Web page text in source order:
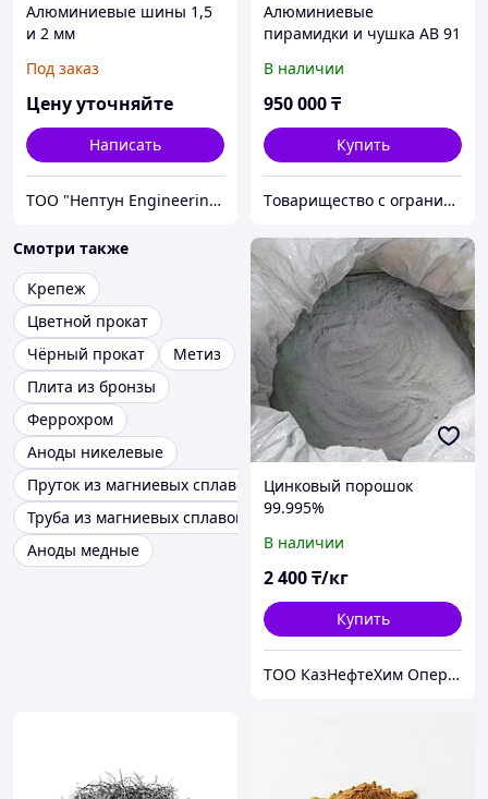
Алюминиевые шины 1,5
и 2 мм
Под заказ
Цену уточняйте
Написать
ТОО "Нептун Engineering"
Алюминиевые
пирамидки и чушка АВ 91
В наличии
950 000₸
Купить
Tоварищество с ограниченной ответственностью "Smart CI Technology"
Смотри также
Крепеж
Цветной прокат
Чёрный прокат
Метиз
Плита из бронзы
Феррохром
Аноды никелевые
Пруток из магниевых сплавов
Труба из магниевых сплавов
Аноды медные
Цинковый порошок
99.995%
В наличии
2 400₸/кг
Купить
ТОО КазНефтеХим Оперейтинг